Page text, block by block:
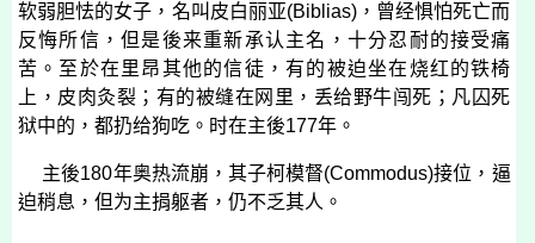
软弱胆怯的女子，名叫皮白丽亚(Biblias)，曾经惧怕死亡而
反悔所信，但是後来重新承认主名，十分忍耐的接受痛
苦。至於在里昂其他的信徒，有的被迫坐在烧红的铁椅
上，皮肉灸裂；有的被缝在网里，丢给野牛闯死；凡囚死
狱中的，都扔给狗吃。时在主後177年。
主後180年奥热流崩，其子柯模督(Commodus)接位，逼
迫稍息，但为主捐躯者，仍不乏其人。